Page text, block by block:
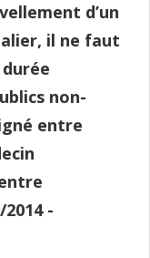
d’un
il ne faut
non-
entre
-